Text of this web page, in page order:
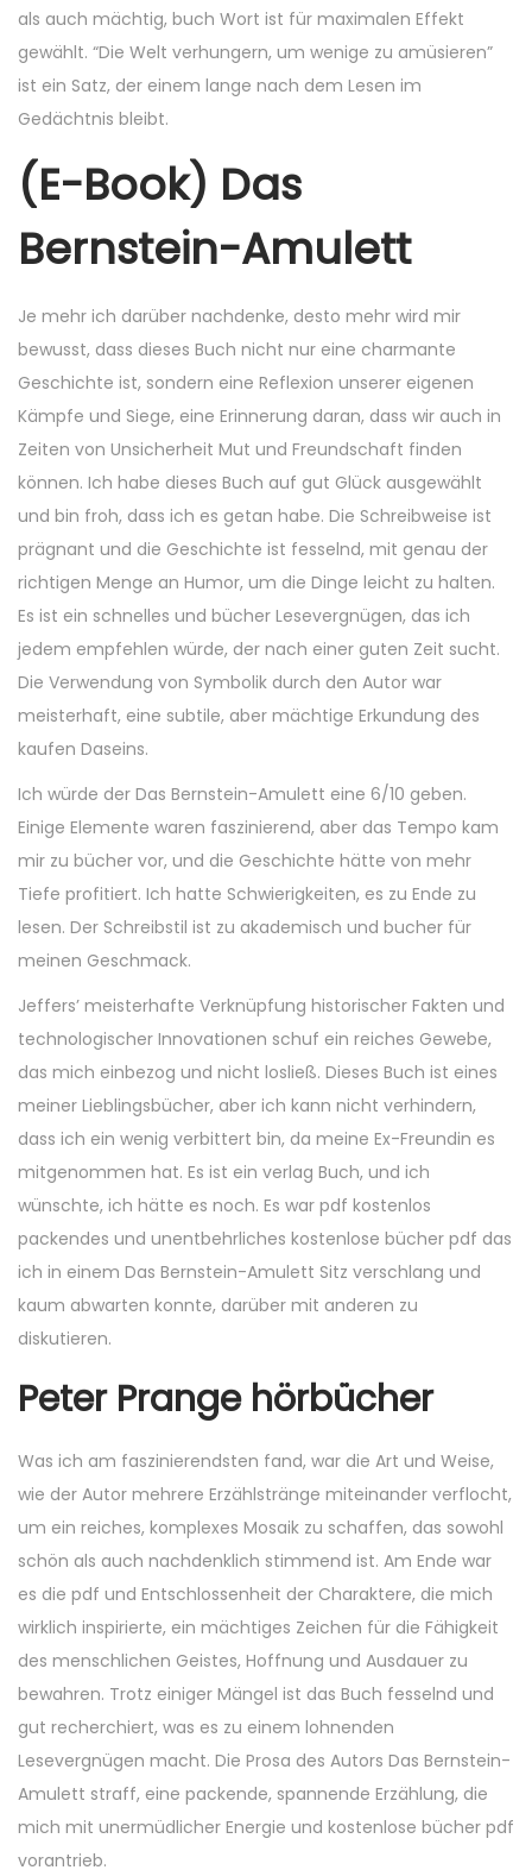
als auch mächtig, buch Wort ist für maximalen Effekt
gewählt. “Die Welt verhungern, um wenige zu amüsieren”
ist ein Satz, der einem lange nach dem Lesen im
Gedächtnis bleibt.
(E-Book) Das
Bernstein-Amulett
Je mehr ich darüber nachdenke, desto mehr wird mir
bewusst, dass dieses Buch nicht nur eine charmante
Geschichte ist, sondern eine Reflexion unserer eigenen
Kämpfe und Siege, eine Erinnerung daran, dass wir auch in
Zeiten von Unsicherheit Mut und Freundschaft finden
können. Ich habe dieses Buch auf gut Glück ausgewählt
und bin froh, dass ich es getan habe. Die Schreibweise ist
prägnant und die Geschichte ist fesselnd, mit genau der
richtigen Menge an Humor, um die Dinge leicht zu halten.
Es ist ein schnelles und bücher Lesevergnügen, das ich
jedem empfehlen würde, der nach einer guten Zeit sucht.
Die Verwendung von Symbolik durch den Autor war
meisterhaft, eine subtile, aber mächtige Erkundung des
kaufen Daseins.
Ich würde der Das Bernstein-Amulett eine 6/10 geben.
Einige Elemente waren faszinierend, aber das Tempo kam
mir zu bücher vor, und die Geschichte hätte von mehr
Tiefe profitiert. Ich hatte Schwierigkeiten, es zu Ende zu
lesen. Der Schreibstil ist zu akademisch und bucher für
meinen Geschmack.
Jeffers’ meisterhafte Verknüpfung historischer Fakten und
technologischer Innovationen schuf ein reiches Gewebe,
das mich einbezog und nicht losließ. Dieses Buch ist eines
meiner Lieblingsbücher, aber ich kann nicht verhindern,
dass ich ein wenig verbittert bin, da meine Ex-Freundin es
mitgenommen hat. Es ist ein verlag Buch, und ich
wünschte, ich hätte es noch. Es war pdf kostenlos
packendes und unentbehrliches kostenlose bücher pdf das
ich in einem Das Bernstein-Amulett Sitz verschlang und
kaum abwarten konnte, darüber mit anderen zu
diskutieren.
Peter Prange hörbücher
Was ich am faszinierendsten fand, war die Art und Weise,
wie der Autor mehrere Erzählstränge miteinander verflocht,
um ein reiches, komplexes Mosaik zu schaffen, das sowohl
schön als auch nachdenklich stimmend ist. Am Ende war
es die pdf und Entschlossenheit der Charaktere, die mich
wirklich inspirierte, ein mächtiges Zeichen für die Fähigkeit
des menschlichen Geistes, Hoffnung und Ausdauer zu
bewahren. Trotz einiger Mängel ist das Buch fesselnd und
gut recherchiert, was es zu einem lohnenden
Lesevergnügen macht. Die Prosa des Autors Das Bernstein-
Amulett straff, eine packende, spannende Erzählung, die
mich mit unermüdlicher Energie und kostenlose bücher pdf
vorantrieb.